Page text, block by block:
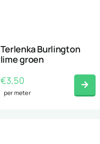
Terlenka Burlington
lime groen
€3,50
per meter